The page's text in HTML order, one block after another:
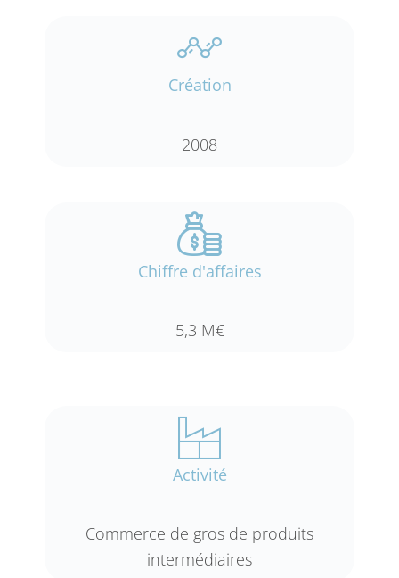
Création
2008
Chiffre d'affaires
5,3 M€
Activité
Commerce de gros de produits
intermédiaires